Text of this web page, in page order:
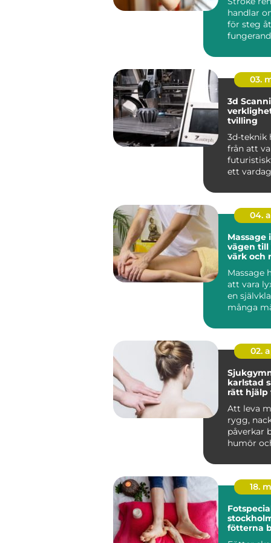
handlar
för steg
03.
3d Scanning
tvilling
3d-teknik
från att
ett
04.
Massage
vägen
värk och
Massage
att vara
en
många
02.
karlstad så hittar du
rätt hjälp
Att leva
rygg,
påverkar
humör
18.
stockholm
fötterna